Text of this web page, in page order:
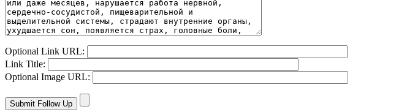
Optional Link URL:
Link Title:
Optional Image URL: